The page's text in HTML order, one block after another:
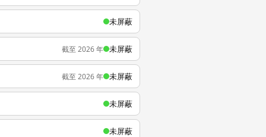
未屏蔽
截至 2026 年 未屏蔽
截至 2026 年 未屏蔽
未屏蔽
未屏蔽